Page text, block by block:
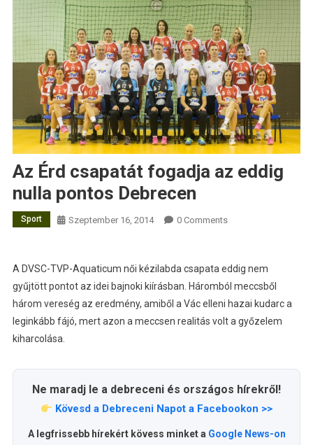
Az Érd csapatát fogadja az eddig
nulla pontos Debrecen
Sport Szeptember 16, 2014 0 Comments
A DVSC-TVP-Aquaticum női kézilabda csapata eddig nem
gyűjtött pontot az idei bajnoki kiírásban. Háromból meccsből
három vereség az eredmény, amiből a Vác elleni hazai kudarc a
leginkább fájó, mert azon a meccsen realitás volt a győzelem
kiharcolása.
Ne maradj le a debreceni és országos hírekről!
Kövesd a Debreceni Napot a Facebookon >>
A legfrissebb hírekért kövess minket a Google News-on